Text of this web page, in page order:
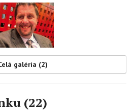
galéria (2)
(22)